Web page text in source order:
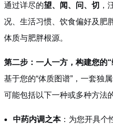
通过详尽的望、闻、问、切 ，
况、生活习惯、饮食偏好及肥
体质与肥胖根源。
第二步：一人一方，构建您的
基于您的“体质图谱”，一套独
可能包括以下一种或多种方法
中药内调之本：为您开具个